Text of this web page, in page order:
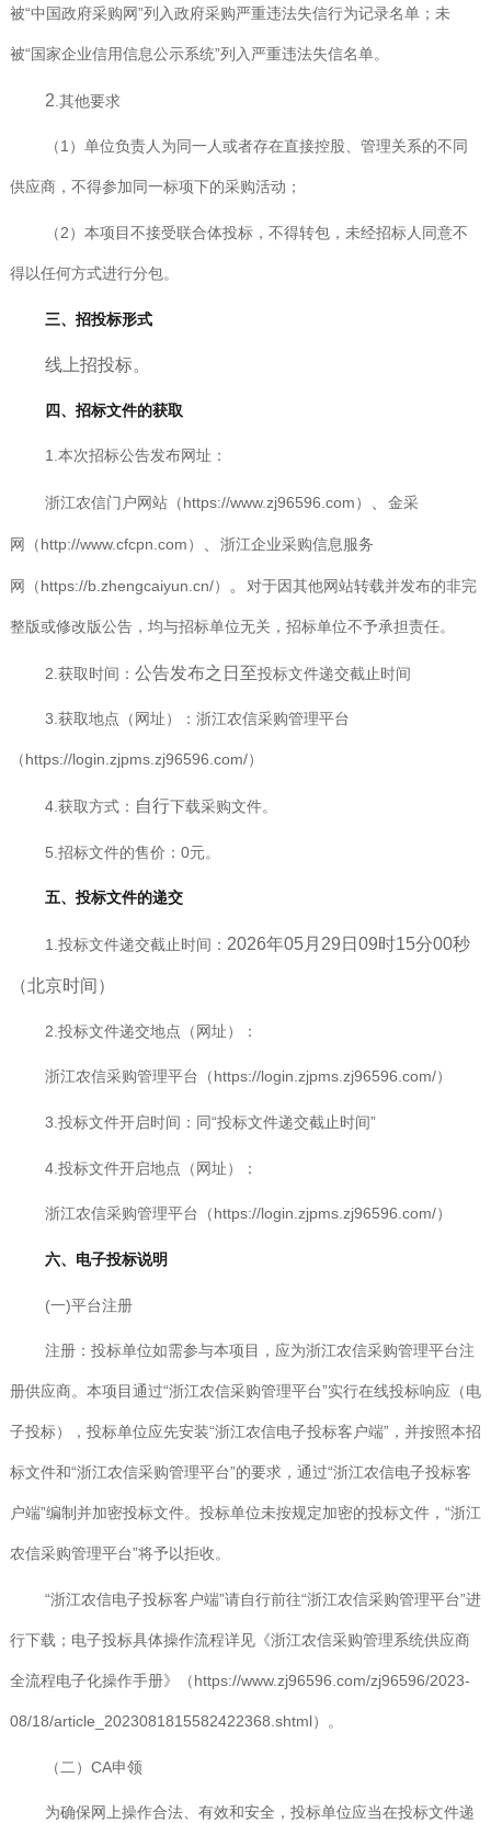
被“中国政府采购网”列入政府采购严重违法失信行为记录名单；未
被“国家企业信用信息公示系统”列入严重违法失信名单。
2 .其他要求
（1）单位负责人为同一人或者存在直接控股、管理关系的不同
供应商，不得参加同一标项下的采购活动；
（2）本项目不接受联合体投标，不得转包，未经招标人同意不
得以任何方式进行分包。
三、招投标形式
线上招投标。
四、招标文件的获取
1.本次招标公告发布网址：
浙江农信门户网站 （https://www.zj96596.com） 、金采
网 （http://www.cfcpn.com） 、浙江企业采购信息服务
网 （https://b.zhengcaiyun.cn/） 。 对于因其他网站转载并发布的非完
整版或修改版公告，均与招标单位无关，招标单位不予承担责任。
2.获取时间：公告发布之日至投标文件递交截止时间
3.获取地点（网址）：浙江农信采购管理平台
（https://login.zjpms.zj96596.com/）
4.获取方式： 自行下载采购文件。
5 .招标文件的售价：0元。
五、投标文件的递交
1.投标文件递交截止时间： 2026年05月29日09时15分00秒
（北京时间）
2.投标文件递交地点（网址）：
浙江农信采购管理平台（https://login.zjpms.zj96596.com/）
3.投标文件开启时间：同“投标文件递交截止时间”
4.投标文件开启地点（网址）：
浙江农信采购管理平台（https://login.zjpms.zj96596.com/）
六、电子投标说明
(一)平台注册
注册：投标单位如需参与本项目，应为浙江农信采购管理平台注
册供应商。本项目通过“浙江农信采购管理平台”实行在线投标响应（电
子投标），投标单位应先安装“浙江农信电子投标客户端”，并按照本招
标文件和“浙江农信采购管理平台”的要求，通过“浙江农信电子投标客
户端”编制并加密投标文件。投标单位未按规定加密的投标文件，“浙江
农信采购管理平台”将予以拒收。
“浙江农信电子投标客户端”请自行前往“浙江农信采购管理平台”进
行下载；电子投标具体操作流程详见《浙江农信采购管理系统供应商
全流程电子化操作手册》（https://www.zj96596.com/zj96596/2023-
08/18/article_2023081815582422368.shtml）。
（二）CA申领
为确保网上操作合法、有效和安全，投标单位应当在投标文件递